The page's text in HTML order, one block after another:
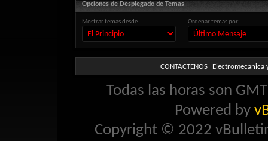
Opciones de Desplegado de Temas
Mostrar temas desde... Ordenar temas por:
CONTACTENOS Electromecanica
Todas las horas son
Powered by
Copyright © 2022